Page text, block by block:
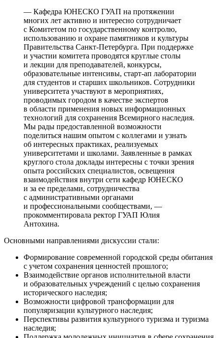
— Кафедра ЮНЕСКО ГУАП на протяжении
многих лет активно и интересно сотрудничает
с Комитетом по государственному контролю,
использованию и охране памятников и культуры
Правительства Санкт-Петербурга. При поддержке
и участии комитета проводятся круглые столы
и лекции для преподавателей, конкурсы,
образовательные интенсивы, старт-ап лаборатории
для студентов и старших школьников. Сотрудники
университета участвуют в мероприятиях,
проводимых городом в качестве экспертов
в области применения новых информационных
технологий для сохранения Всемирного наследия.
Мы рады предоставленной возможности
поделиться нашим опытом с коллегами и узнать
об интересных практиках, реализуемых
университетами и школами. Заявленные в рамках
круглого стола доклады интересны с точки зрения
опыта российских специалистов, освещения
взаимодействия внутри сети кафедр ЮНЕСКО
и за ее пределами, сотрудничества
с административными органами
и профессиональными сообществами, —
прокомментировала ректор ГУАП Юлия
Антохина.
Основными направлениями дискуссии стали:
Формирование современной городской среды обитания
с учетом сохранения ценностей прошлого;
Взаимодействие органов исполнительной власти
и образовательных учреждений с целью сохранения
исторического наследия;
Возможности цифровой трансформации для
популяризации культурного наследия;
Перспективы развития культурного туризма и туризма
наследия;